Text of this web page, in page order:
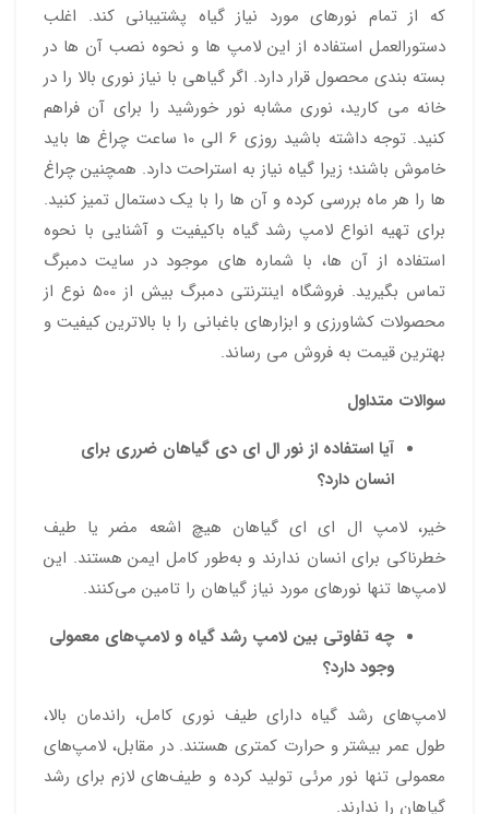
که از تمام نورهای مورد نیاز گیاه پشتیبانی کند. اغلب
دستورالعمل استفاده از این لامپ ها و نحوه نصب آن ها در
بسته بندی محصول قرار دارد. اگر گیاهی با نیاز نوری بالا را در
خانه می کارید، نوری مشابه نور خورشید را برای آن فراهم
کنید. توجه داشته باشید روزی 6 الی 10 ساعت چراغ ها باید
خاموش باشند؛ زیرا گیاه نیاز به استراحت دارد. همچنین چراغ
ها را هر ماه بررسی کرده و آن ها را با یک دستمال تمیز کنید.
برای تهیه انواع لامپ رشد گیاه باکیفیت و آشنایی با نحوه
استفاده از آن ها، با شماره های موجود در سایت دمبرگ
تماس بگیرید. فروشگاه اینترنتی دمبرگ بیش از 500 نوع از
محصولات کشاورزی و ابزارهای باغبانی را با بالاترین کیفیت و
بهترین قیمت به فروش می رساند.
سوالات متداول
آیا استفاده از نور ال ای دی گیاهان ضرری برای
انسان دارد؟
خیر، لامپ‌ ال ای ای گیاهان هیچ اشعه مضر یا طیف
خطرناکی برای انسان ندارند و به‌طور کامل ایمن هستند. این
لامپ‌ها تنها نورهای مورد نیاز گیاهان را تامین می‌کنند.
چه تفاوتی بین لامپ رشد گیاه و لامپ‌های معمولی
وجود دارد؟
لامپ‌های رشد گیاه دارای طیف نوری کامل، راندمان بالا،
طول عمر بیشتر و حرارت کمتری هستند. در مقابل، لامپ‌های
معمولی تنها نور مرئی تولید کرده و طیف‌های لازم برای رشد
گیاهان را ندارند.